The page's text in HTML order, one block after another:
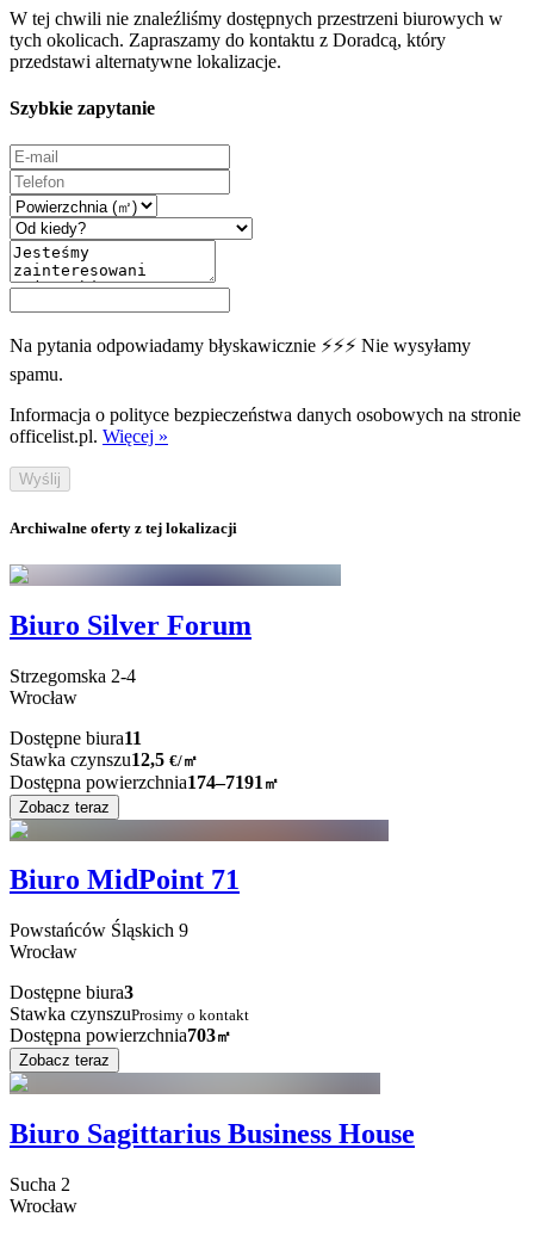
W tej chwili nie znaleźliśmy dostępnych przestrzeni biurowych w
tych okolicach. Zapraszamy do kontaktu z Doradcą, który
przedstawi alternatywne lokalizacje.
Szybkie zapytanie
Na pytania odpowiadamy błyskawicznie ⚡⚡⚡ Nie wysyłamy
spamu.
Informacja o polityce bezpieczeństwa danych osobowych na stronie
officelist.pl. Więcej »
Wyślij
Archiwalne oferty z tej lokalizacji
Biuro Silver Forum
Strzegomska 2-4
Wrocław
Dostępne biura11
Stawka czynszu12,5 €/㎡
Dostępna powierzchnia174–7191 ㎡
Zobacz teraz
Biuro MidPoint 71
Powstańców Śląskich 9
Wrocław
Dostępne biura3
Stawka czynszuProsimy o kontakt
Dostępna powierzchnia703㎡
Zobacz teraz
Biuro Sagittarius Business House
Sucha 2
Wrocław